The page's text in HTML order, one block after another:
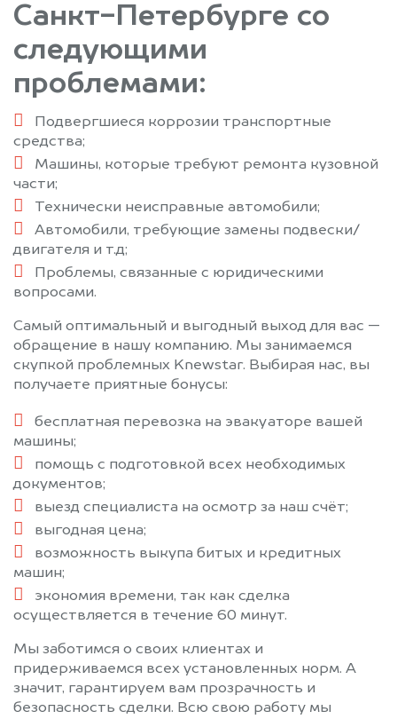
Санкт-Петербурге со
следующими
проблемами:
Подвергшиеся коррозии транспортные
средства;
Машины, которые требуют ремонта кузовной
части;
Технически неисправные автомобили;
Автомобили, требующие замены подвески/
двигателя и т.д;
Проблемы, связанные с юридическими
вопросами.
Самый оптимальный и выгодный выход для вас —
обращение в нашу компанию. Мы занимаемся
скупкой проблемных Knewstar. Выбирая нас, вы
получаете приятные бонусы:
бесплатная перевозка на эвакуаторе вашей
машины;
помощь с подготовкой всех необходимых
документов;
выезд специалиста на осмотр за наш счёт;
выгодная цена;
возможность выкупа битых и кредитных
машин;
экономия времени, так как сделка
осуществляется в течение 60 минут.
Мы заботимся о своих клиентах и
придерживаемся всех установленных норм. А
значит, гарантируем вам прозрачность и
безопасность сделки. Всю свою работу мы